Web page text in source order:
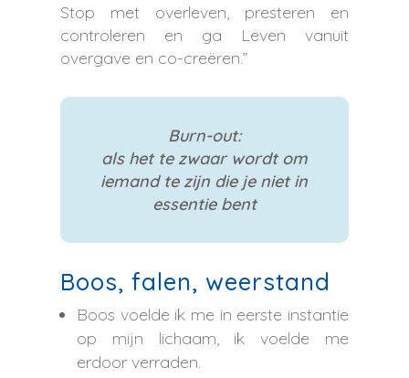
Stop met overleven, presteren en
controleren en ga Leven vanuit
overgave en co-creëren.”
Burn-out:
als het te zwaar wordt om
iemand te zijn die je niet in
essentie bent
Boos, falen, weerstand
Boos voelde ik me in eerste instantie
op mijn lichaam, ik voelde me
erdoor verraden.